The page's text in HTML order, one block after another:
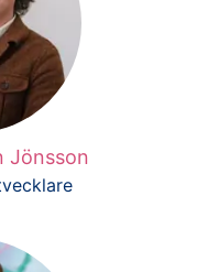
Jönsson